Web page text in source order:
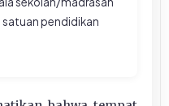
pendidikan